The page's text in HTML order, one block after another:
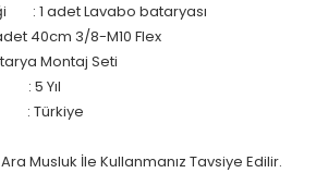
: 1 adet Lavabo bataryası
40cm 3/8-M10 Flex
Montaj Seti
: 5 Yıl
Musluk İle Kullanmanız Tavsiye Edilir.